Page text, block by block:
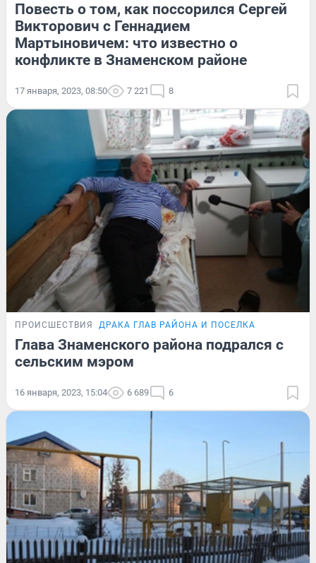
Повесть о том, как поссорился Сергей
Викторович с Геннадием
Мартыновичем: что известно о
конфликте в Знаменском районе
17 января, 2023, 08:50 7 221 8
ПРОИСШЕСТВИЯ ДРАКА ГЛАВ РАЙОНА И ПОСЕЛКА
Глава Знаменского района подрался с
сельским мэром
16 января, 2023, 15:04 6 689 6